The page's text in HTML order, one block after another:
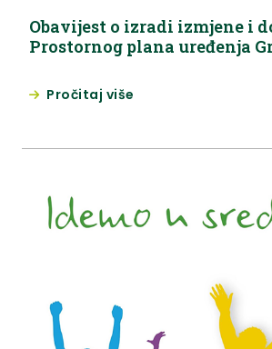
Obavijest o izradi izmjene i
Prostornog plana uređenja
Pročitaj više